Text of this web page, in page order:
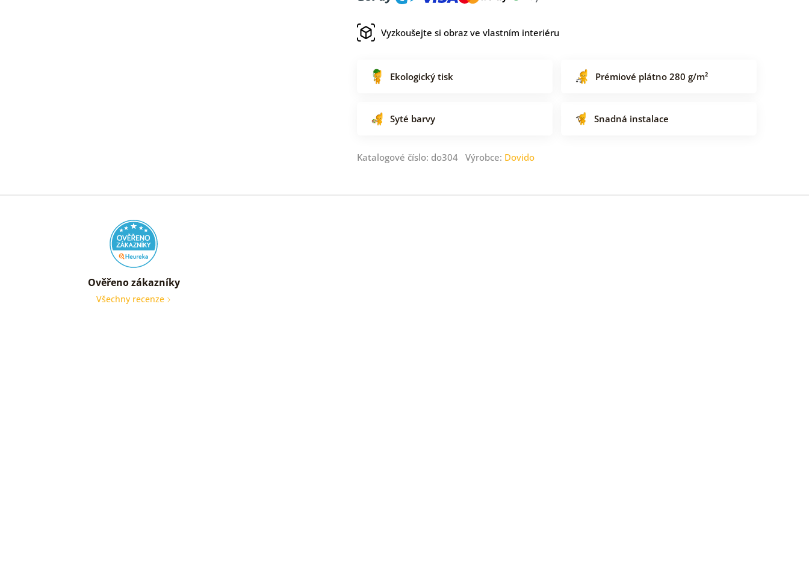
Vyzkoušejte si obraz ve vlastním interiéru
Ekologický tisk Prémiové plátno 280 g/m²
Syté barvy Snadná instalace
Katalogové číslo: do304 Výrobce: Dovido
Ověřeno zákazníky
Všechny recenze